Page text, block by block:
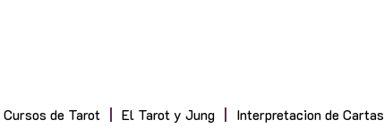
Cursos de Tarot El Tarot y Jung Interpretacion de Cartas